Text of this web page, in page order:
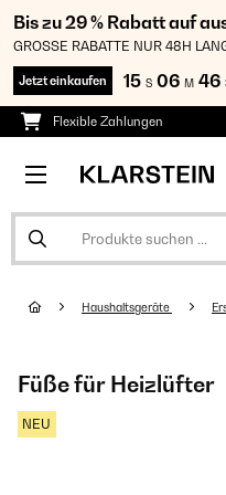
Bis zu 29 % Rabatt auf
GROSSE RABATTE NUR 48H
Jetzt einkaufen 15 S 06 M 46
Flexible Zahlungen
Haushaltsgeräte
Füße für Heizlüfter
NEU